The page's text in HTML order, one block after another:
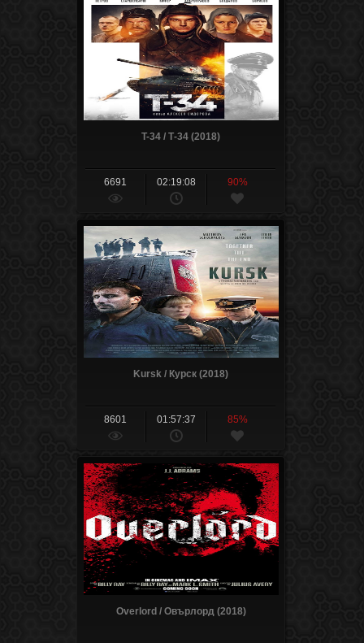
T-34 / Т-34 (2018)
6691 02:19:08 90%
Kursk / Курск (2018)
8601 01:57:37 85%
Overlord / Овърлорд (2018)